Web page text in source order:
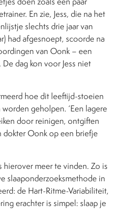
En zie, Jess, die na het
slechts drie jaar van
had afgesnoept, scoorde na
van Oonk – een
De dag kon voor Jess niet
hoe dit leeftijd-stoeien
geholpen. ‘Een lagere
door reinigen, ontgiften
dokter Oonk op een briefje
hierover meer te vinden. Zo is
slaaponderzoeksmethode in
de Hart-Ritme-Variabiliteit,
erachter is simpel: slaap je